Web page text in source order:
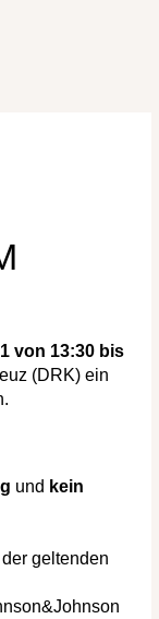
von 13:30 bis
(DRK) ein
und kein
geltenden